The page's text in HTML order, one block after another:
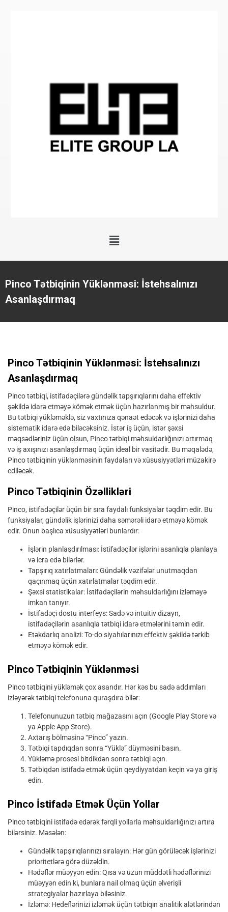
Pinco Tətbiqinin Yüklənməsi: İstehsalınızı
Asanlaşdırmaq
Pinco Tətbiqinin Yüklənməsi: İstehsalınızı
Asanlaşdırmaq
Pinco tətbiqi, istifadəçilərə gündəlik tapşırıqlarını daha effektiv
şəkildə idarə etməyə kömək etmək üçün hazırlanmış bir məhsuldur.
Bu tətbiqi yükləməklə, siz vaxtınıza qənaət edəcək və işlərinizi daha
sistematik idarə edə biləcəksiniz. İstər iş üçün, istər şəxsi
məqsədləriniz üçün olsun, Pinco tətbiqi məhsuldarlığınızı artırmaq
və iş axışınızı asanlaşdırmaq üçün ideal bir vasitədir. Bu məqalədə,
Pinco tətbiqinin yüklənməsinin faydaları və xüsusiyyətləri müzakirə
ediləcək.
Pinco Tətbiqinin Özəllikləri
Pinco, istifadəçilər üçün bir sıra faydalı funksiyalar təqdim edir. Bu
funksiyalar, gündəlik işlərinizi daha səmərəli idarə etməyə kömək
edir. Onun başlıca xüsusiyyətləri bunlardır:
İşlərin planlaşdırılması: İstifadəçilər işlərini asanlıqla planlaya
və icra edə bilərlər.
Tapşırıq xatırlatmaları: Gündəlik vəzifələr unutmaqdan
qaçınmaq üçün xatırlatmalar təqdim edir.
Şəxsi statistikalar: İstifadəçilərin məhsuldarlığını izləməyə
imkan tanıyır.
İstifadəçi dostu interfeys: Sadə və intuitiv dizayn,
istifadəçilərin asanlıqla tətbiqi idarə etmələrini təmin edir.
Etəkdarlıq analizi: To-do siyahılarınızı effektiv şəkildə tərkib
etməyə kömək edir.
Pinco Tətbiqinin Yüklənməsi
Pinco tətbiqini yükləmək çox asandır. Hər kəs bu sadə addımları
izləyərək tətbiqi telefonuna quraşdıra bilər:
Telefonunuzun tətbiq mağazasını açın (Google Play Store və
ya Apple App Store).
Axtarış bölməsinə “Pinco” yazın.
Tətbiqi tapdıqdan sonra “Yüklə” düyməsini basın.
Yükləmə prosesi bitdikdən sonra tətbiqi açın.
Tətbiqdən istifadə etmək üçün qeydiyyatdan keçin və ya giriş
edin.
Pinco İstifadə Etmək Üçün Yollar
Pinco tətbiqini istifadə edərək fərqli yollarla məhsuldarlığınızı artıra
bilərsiniz. Məsələn:
Gündəlik tapşırıqlarınızı sıralayın: Hər gün görüləcək işlərinizi
prioritetlərə görə düzəldin.
Hədəflər müəyyən edin: Qısa və uzun müddətli hədəflərinizi
müəyyən edin ki, bunlara nail olmaq üçün əlverişli
strategiyalar hazırlaya biləsiniz.
İzləmə: Hedeflərinizi izləmək üçün tətbiqin analitik alətlərindən